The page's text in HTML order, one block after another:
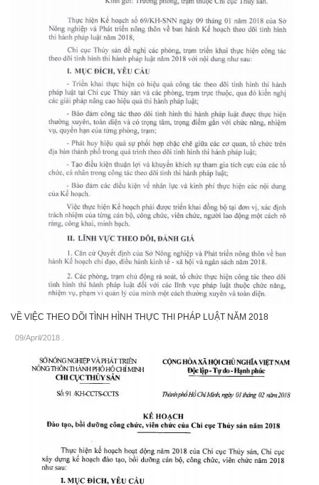
VỀ VIỆC THEO DÕI TÌNH HÌNH THỰC THI PHÁP LUẬT NĂM 2018
09/April/2018